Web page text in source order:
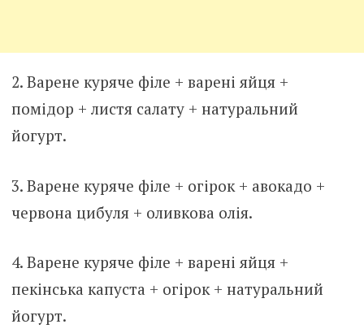
2. Варене куряче філе + варені яйця +
помідор + листя салату + натуральний
йогурт.
3. Варене куряче філе + огірок + авокадо +
червона цибуля + оливкова олія.
4. Варене куряче філе + варені яйця +
пекінська капуста + огірок + натуральний
йогурт.